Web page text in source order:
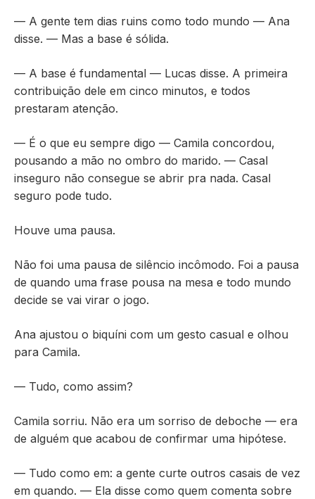
— A gente tem dias ruins como todo mundo — Ana
disse. — Mas a base é sólida.
— A base é fundamental — Lucas disse. A primeira
contribuição dele em cinco minutos, e todos
prestaram atenção.
— É o que eu sempre digo — Camila concordou,
pousando a mão no ombro do marido. — Casal
inseguro não consegue se abrir pra nada. Casal
seguro pode tudo.
Houve uma pausa.
Não foi uma pausa de silêncio incômodo. Foi a pausa
de quando uma frase pousa na mesa e todo mundo
decide se vai virar o jogo.
Ana ajustou o biquíni com um gesto casual e olhou
para Camila.
— Tudo, como assim?
Camila sorriu. Não era um sorriso de deboche — era
de alguém que acabou de confirmar uma hipótese.
— Tudo como em: a gente curte outros casais de vez
em quando. — Ela disse como quem comenta sobre